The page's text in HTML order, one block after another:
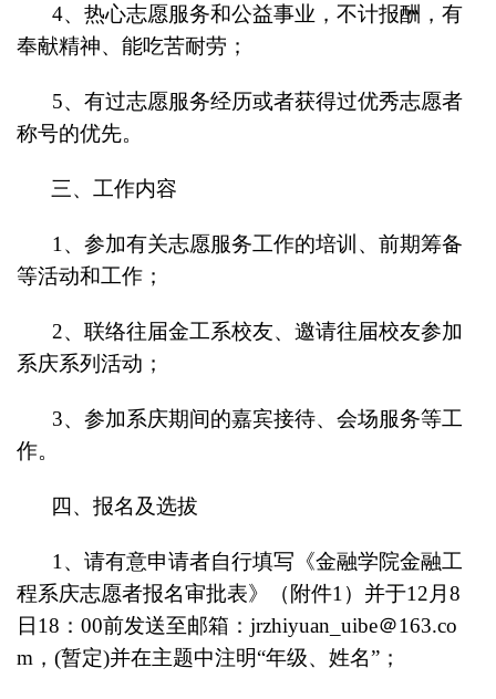
4、热心志愿服务和公益事业，不计报酬，有
奉献精神、能吃苦耐劳；
5、有过志愿服务经历或者获得过优秀志愿者
称号的优先。
三、工作内容
1 、参加有关志愿服务工作的培训、前期筹备
等活动和工作；
2、联络往届金工系校友、邀请往届校友参加
系庆系列活动；
3、参加系庆期间的嘉宾接待、会场服务等工
作。
四、报名及选拔
1 、请有意申请者自行填写《金融学院金融工
程系庆志愿者报名审批表》（附件1）并于12月8
日18：00前发送至邮箱：jrzhiyuan_uibe＠163.co
m，(暂定)并在主题中注明“年级、姓名”；